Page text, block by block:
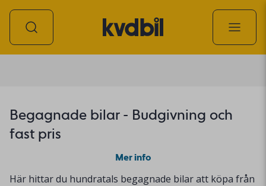
Begagnade bilar - Budgivning och
fast pris
Mer info
Här hittar du hundratals begagnade bilar att köpa från